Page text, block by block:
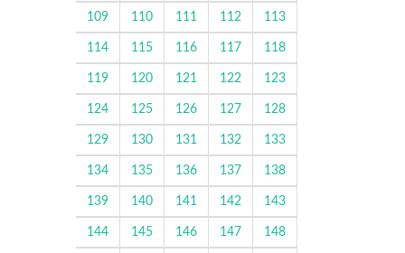
109 110 111 112 113
114 115 116 117 118
119 120 121 122 123
124 125 126 127 128
129 130 131 132 133
134 135 136 137 138
139 140 141 142 143
144 145 146 147 148